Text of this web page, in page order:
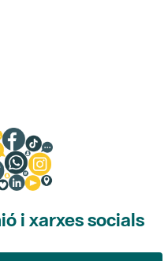
de les valoracions és de 0
i xarxes socials